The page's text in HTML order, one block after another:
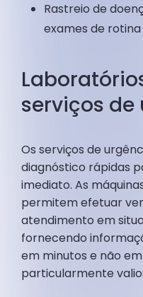
Rastreio de
exames de rotina
serviços de
Os serviços de
diagnóstico rápidas
imediato. As
permitem efetuar
atendimento em
fornecendo
em minutos e não
particularmente